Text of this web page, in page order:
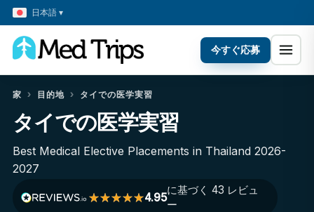
日本語 ▾
今すぐ応募
家 › 目的地 › タイでの医学実習
タイでの医学実習
Best Medical Elective Placements in Thailand 2026-
2027
4.95
に基づく 43 レビュ
ー